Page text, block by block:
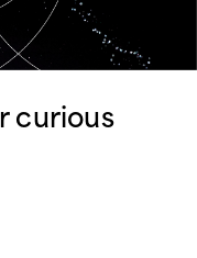
curious